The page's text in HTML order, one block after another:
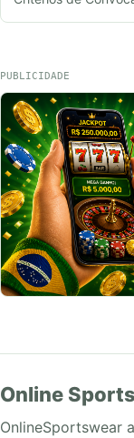
PUBLICIDADE
Online
OnlineSportswear